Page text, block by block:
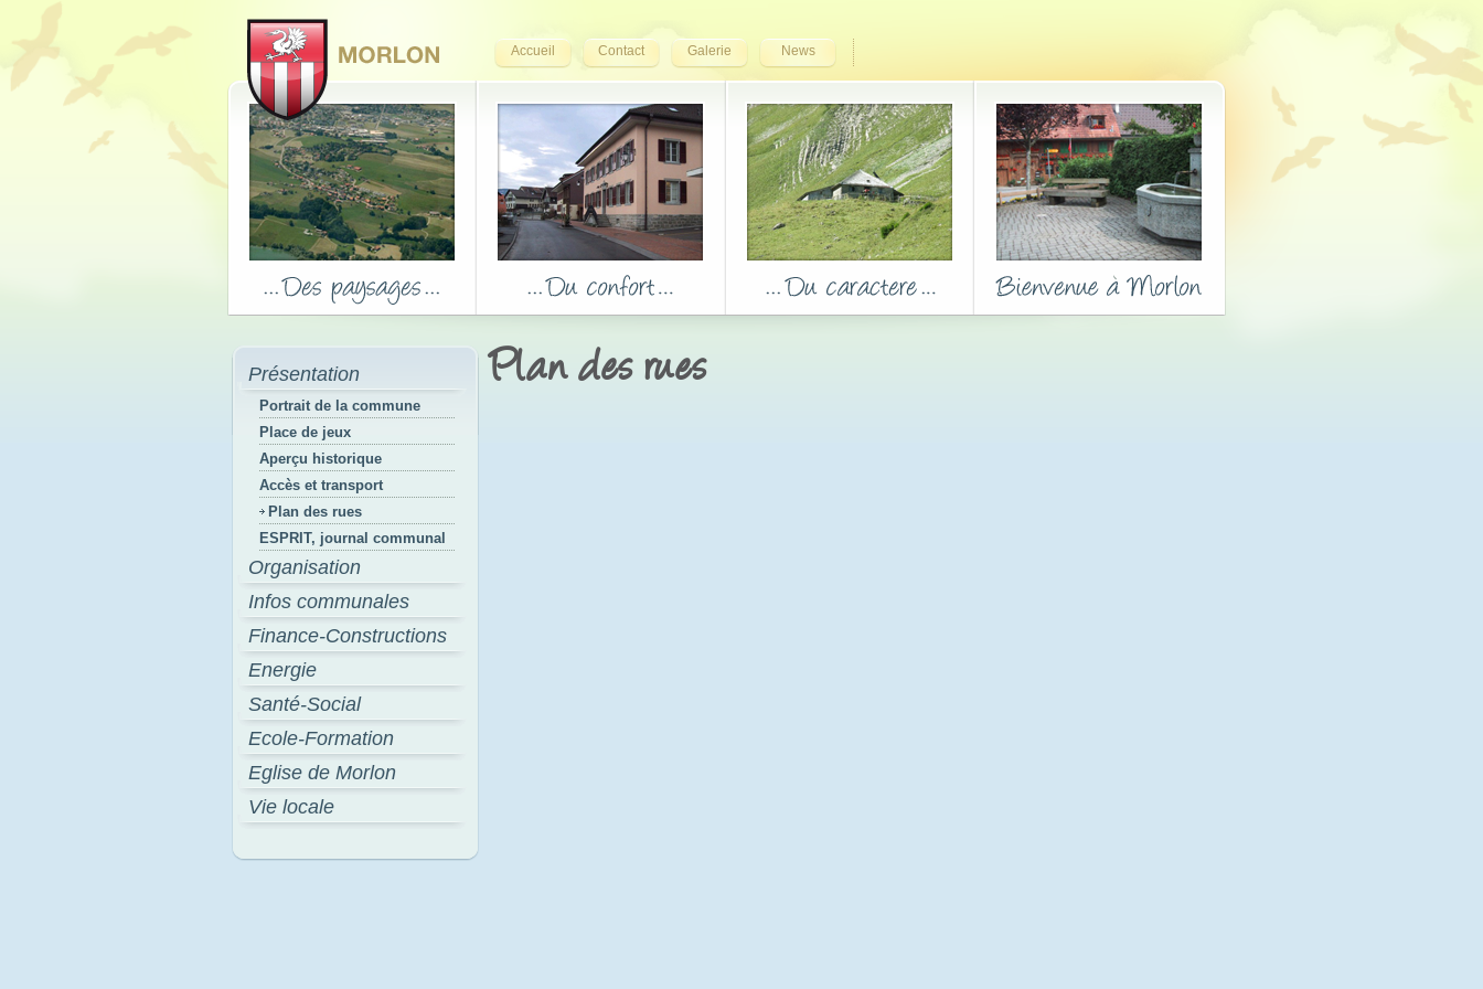
Accueil Contact Galerie News
Présentation
Portrait de la commune
Place de jeux
Aperçu historique
Accès et transport
Plan des rues
ESPRIT, journal communal
Organisation
Infos communales
Finance-Constructions
Energie
Santé-Social
Ecole-Formation
Eglise de Morlon
Vie locale
Plan des rues